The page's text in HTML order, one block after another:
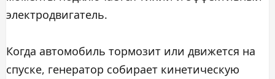
электродвигатель.
Когда автомобиль тормозит или движется на
спуске, генератор собирает кинетическую